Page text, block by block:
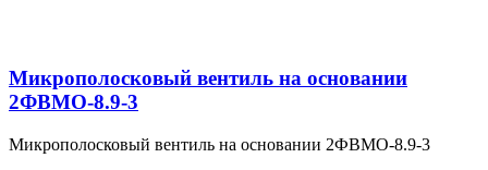
Микрополосковый вентиль на основании
2ФВМO-8.9-3
Микрополосковый вентиль на основании 2ФВМO-8.9-3